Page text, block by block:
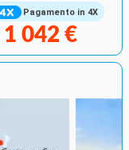
Pagamento in 4X
1 042 €